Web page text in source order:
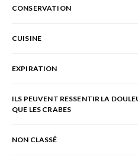
CONSERVATION
CUISINE
EXPIRATION
ILS PEUVENT RESSENTIR LA
QUE LES CRABES
NON CLASSÉ